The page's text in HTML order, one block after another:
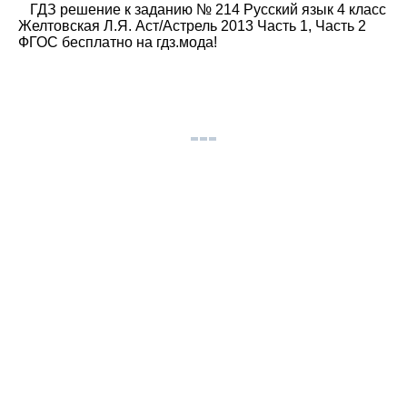
ГДЗ решение к заданию № 214 Русский язык 4 класс
Желтовская Л.Я. Аст/Астрель 2013 Часть 1, Часть 2
ФГОС бесплатно на гдз.мода!